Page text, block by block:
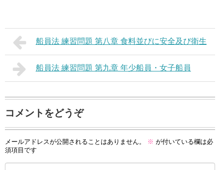
船員法 練習問題 第八章 食料並びに安全及び衛生
船員法 練習問題 第九章 年少船員・女子船員
コメントをどうぞ
メールアドレスが公開されることはありません。 ※ が付いている欄は必
須項目です